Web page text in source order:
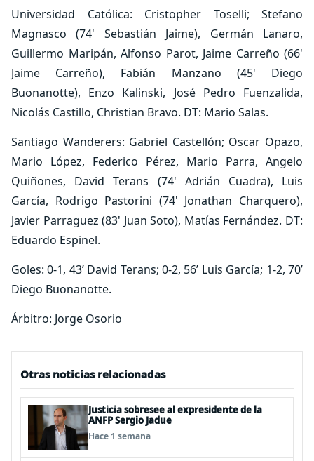
Universidad Católica: Cristopher Toselli; Stefano
Magnasco (74' Sebastián Jaime), Germán Lanaro,
Guillermo Maripán, Alfonso Parot, Jaime Carreño (66'
Jaime Carreño), Fabián Manzano (45' Diego
Buonanotte), Enzo Kalinski, José Pedro Fuenzalida,
Nicolás Castillo, Christian Bravo. DT: Mario Salas.
Santiago Wanderers: Gabriel Castellón; Oscar Opazo,
Mario López, Federico Pérez, Mario Parra, Angelo
Quiñones, David Terans (74' Adrián Cuadra), Luis
García, Rodrigo Pastorini (74' Jonathan Charquero),
Javier Parraguez (83' Juan Soto), Matías Fernández. DT:
Eduardo Espinel.
Goles: 0-1, 43’ David Terans; 0-2, 56’ Luis García; 1-2, 70’
Diego Buonanotte.
Árbitro: Jorge Osorio
Otras noticias relacionadas
Justicia sobresee al expresidente de la
ANFP Sergio Jadue
Hace 1 semana